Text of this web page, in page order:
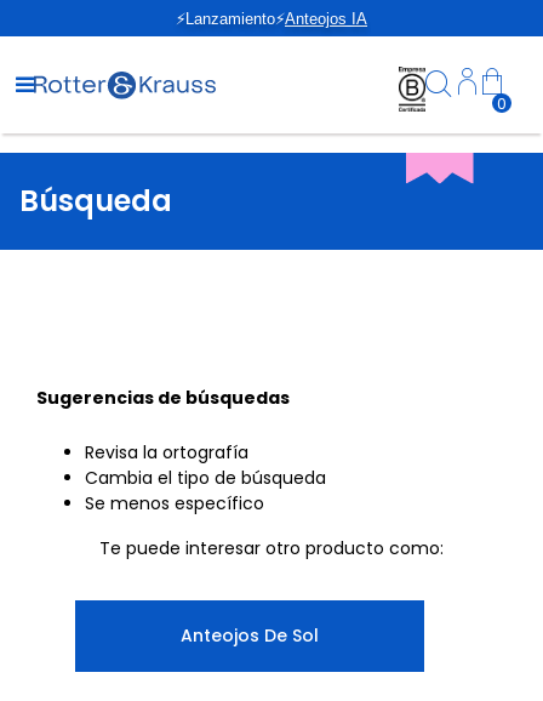
⚡Lanzamiento⚡Anteojos IA
0
Búsqueda
Sugerencias de búsquedas
Revisa la ortografía
Cambia el tipo de búsqueda
Se menos específico
Te puede interesar otro producto como:
Anteojos De Sol